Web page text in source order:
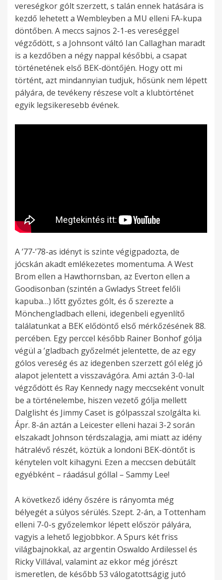
vereségkor gólt szerzett, s talán ennek hatására is
kezdő lehetett a Wembleyben a MU elleni FA-kupa
döntőben. A meccs sajnos 2-1-es vereséggel
végződött, s a Johnsont váltó Ian Callaghan maradt
is a kezdőben a négy nappal későbbi, a csapat
történetének első BEK-döntőjén. Hogy ott mi
történt, azt mindannyian tudjuk, hősünk nem lépett
pályára, de tevékeny részese volt a klubtörténet
egyik legsikeresebb évének.
A ’77-’78-as idényt is szinte végigpadozta, de
jócskán akadt emlékezetes momentuma. A West
Brom ellen a Hawthornsban, az Everton ellen a
Goodisonban (szintén a Gwladys Street felőli
kapuba…) lőtt győztes gólt, és ő szerezte a
Mönchengladbach elleni, idegenbeli egyenlítő
találatunkat a BEK elődöntő első mérkőzésének 88.
percében. Egy perccel később Rainer Bonhof gólja
végül a ’gladbach győzelmét jelentette, de az egy
gólos vereség és az idegenben szerzett gól elég jó
alapot jelentett a visszavágóra. Ami aztán 3-0-lal
végződött és Ray Kennedy nagy meccseként vonult
be a történelembe, hiszen vezető gólja mellett
Dalglisht és Jimmy Caset is gólpasszal szolgálta ki.
Ápr. 8-án aztán a Leicester elleni hazai 3-2 során
elszakadt Johnson térdszalagja, ami miatt az idény
hátralévő részét, köztük a londoni BEK-döntőt is
kénytelen volt kihagyni. Ezen a meccsen debütált
egyébként – ráadásul góllal – Sammy Lee!
A következő idény őszére is rányomta még
bélyegét a súlyos sérülés. Szept. 2-án, a Tottenham
elleni 7-0-s győzelemkor lépett először pályára,
vagyis a lehető legjobbkor. A Spurs két friss
világbajnokkal, az argentin Oswaldo Ardilessel és
Ricky Villával, valamint az ekkor még jórészt
ismeretlen, de később 53 válogatottságig jutó